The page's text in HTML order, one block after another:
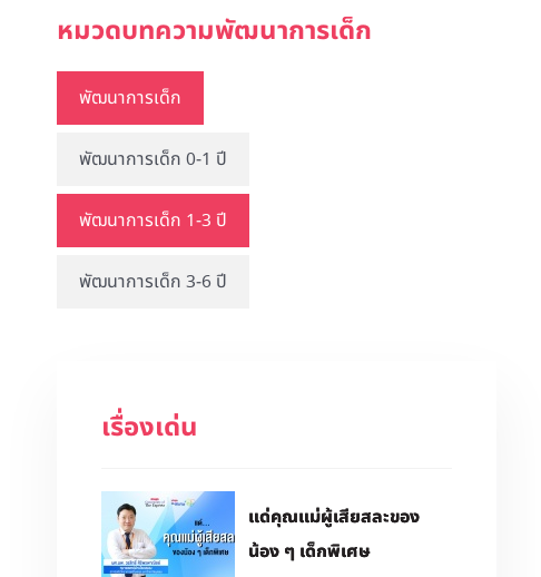
หมวดบทความพัฒนาการเด็ก
พัฒนาการเด็ก
พัฒนาการเด็ก 0-1 ปี
พัฒนาการเด็ก 1-3 ปี
พัฒนาการเด็ก 3-6 ปี
เรื่องเด่น
แด่คุณแม่ผู้เสียสละของ
น้อง ๆ เด็กพิเศษ